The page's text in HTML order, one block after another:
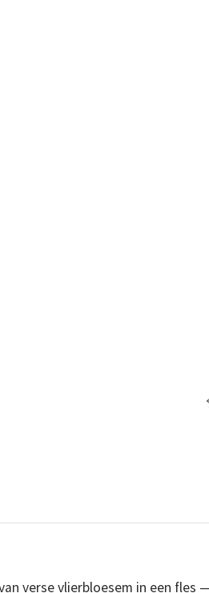
verse vlierbloesem in een